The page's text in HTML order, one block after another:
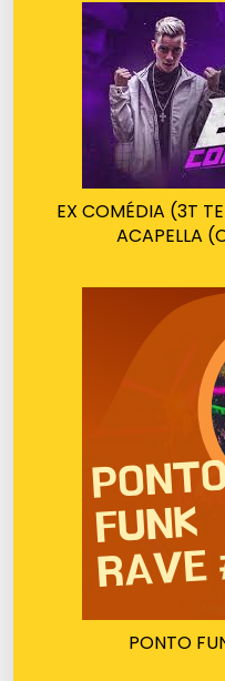
EX COMÉDIA (3T
ACAPELLA
PONTO